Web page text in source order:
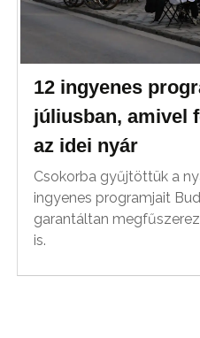
12 ingyenes
júliusban, amivel
az idei nyár
Csokorba gyűjtöttük a
ingyenes programjait
garantáltan
is.